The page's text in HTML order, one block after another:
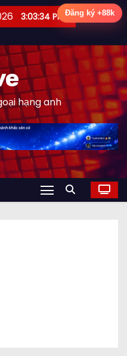
3:03:35 PM
hạng anh
Đăng ký +88k